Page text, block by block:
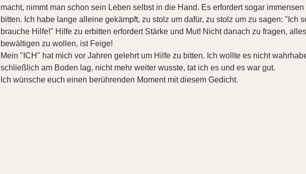
macht, nimmt man schon sein Leben selbst in die Hand. Es erfordert sogar
bitten. Ich habe lange alleine gekämpft, zu stolz um dafür, zu stolz um zu sagen: "Ich
brauche Hilfe!" Hilfe zu erbitten erfordert Stärke und Mut! Nicht danach zu fragen,
bewältigen zu wollen, ist Feige!
Mein "ICH" hat mich vor Jahren gelehrt um Hilfe zu bitten. Ich wollte es nicht
schließlich am Boden lag, nicht mehr weiter wusste, tat ich es und es war gut.
Ich wünsche euch einen berührenden Moment mit diesem Gedicht.